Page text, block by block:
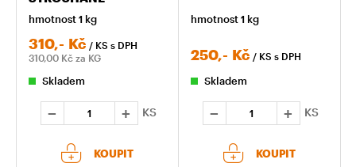
hmotnost 1 kg
310,- Kč / KS s DPH
310,00 Kč za KG
Skladem
KS
KOUPIT
hmotnost 1 kg
250,- Kč / KS s DPH
Skladem
KS
KOUPIT